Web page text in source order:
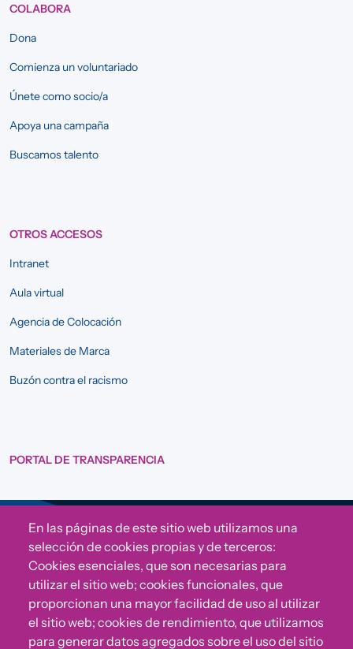
COLABORA
Dona
Comienza un voluntariado
Únete como socio/a
Apoya una campaña
Buscamos talento
OTROS ACCESOS
Intranet
Aula virtual
Agencia de Colocación
Materiales de Marca
Buzón contra el racismo
PORTAL DE TRANSPARENCIA
Sigue a Comunidad CONVIVE
En las páginas de este sitio web utilizamos una
selección de cookies propias y de terceros:
Cookies esenciales, que son necesarias para
utilizar el sitio web; cookies funcionales, que
proporcionan una mayor facilidad de uso al utilizar
el sitio web; cookies de rendimiento, que utilizamos
para generar datos agregados sobre el uso del sitio